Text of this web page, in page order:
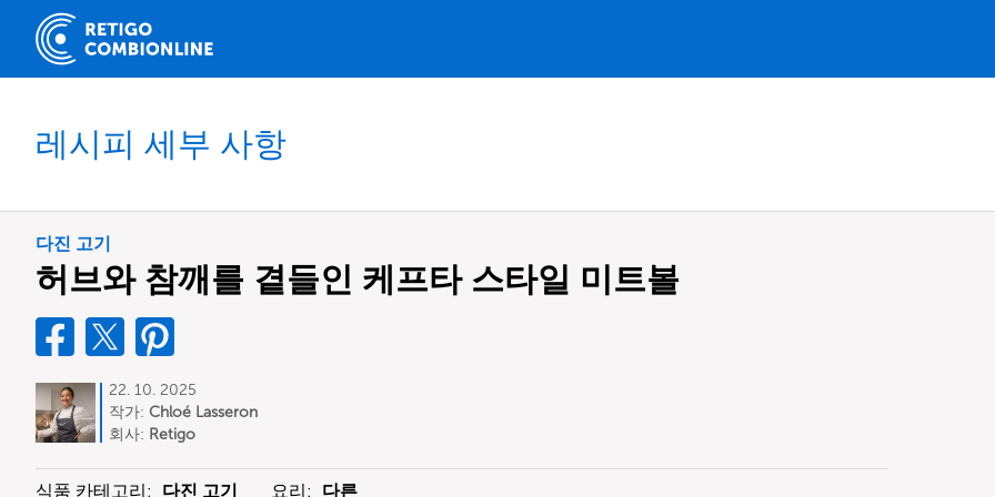
레시피 세부 사항
다진 고기
허브와 참깨를 곁들인 케프타 스타일 미트볼
22. 10. 2025
작가: Chloé Lasseron
회사: Retigo
식품 카테고리: 다진 고기 요리: 다른